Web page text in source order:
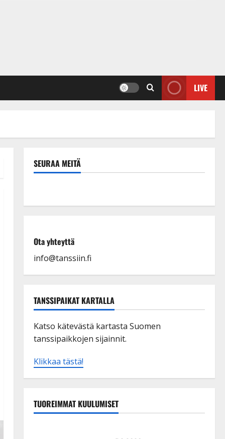
LIVE
SEURAA MEITÄ
Ota yhteyttä
info@tanssiin.fi
TANSSIPAIKAT KARTALLA
Katso kätevästä kartasta Suomen
tanssipaikkojen sijainnit.
Klikkaa tästä!
TUOREIMMAT KUULUMISET